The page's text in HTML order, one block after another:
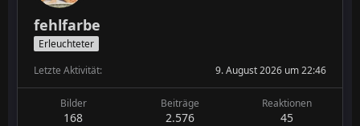
fehlfarbe
Erleuchteter
Letzte Aktivität
9. August 2026 um 22:46
Bilder
168
Beiträge
2.576
Reaktionen
45